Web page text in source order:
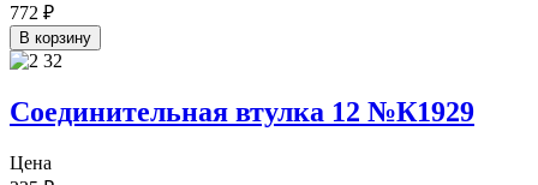
772 ₽
В корзину
Соединительная втулка 12 №К1929
Цена